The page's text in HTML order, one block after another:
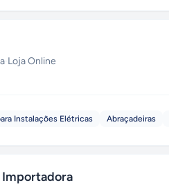
·Loja Online
Instalações Elétricas Abraçadeiras